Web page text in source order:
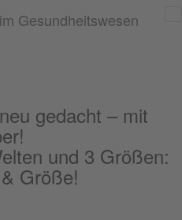
gedacht – mit
und 3 Größen:
Größe!